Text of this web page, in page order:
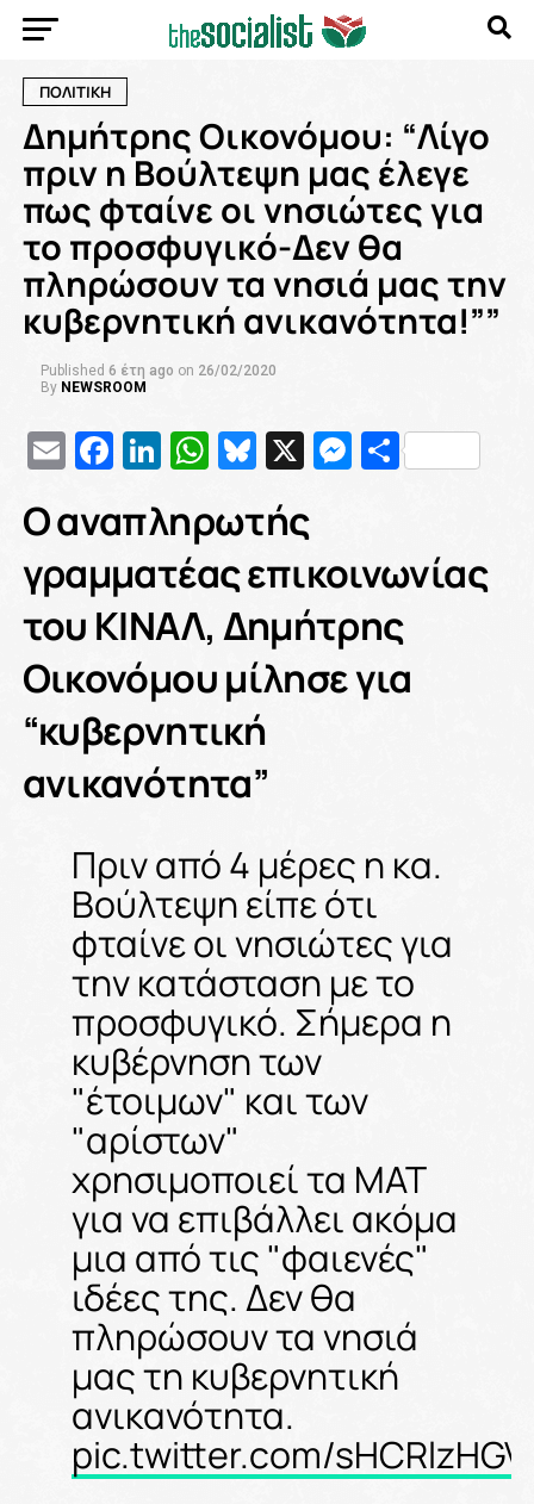
ΠΟΛΙΤΙΚΗ
Δημήτρης Οικονόμου: “Λίγο
πριν η Βούλτεψη μας έλεγε
πως φταίνε οι νησιώτες για
το προσφυγικό-Δεν θα
πληρώσουν τα νησιά μας την
κυβερνητική ανικανότητα!””
Published 6 έτη ago on 26/02/2020
By NEWSROOM
EmailFacebook
LinkedIn
WhatsApp
Bluesky
X
Ο αναπληρωτής
γραμματέας επικοινωνίας
του ΚΙΝΑΛ, Δημήτρης
Οικονόμου μίλησε για
“κυβερνητική
ανικανότητα”
Πριν από 4 μέρες η κα.
Βούλτεψη είπε ότι
φταίνε οι νησιώτες για
την κατάσταση με το
προσφυγικό. Σήμερα η
κυβέρνηση των
"έτοιμων" και των
"αρίστων"
χρησιμοποιεί τα ΜΑΤ
για να επιβάλλει ακόμα
μια από τις "φαιενές"
ιδέες της. Δεν θα
πληρώσουν τα νησιά
μας τη κυβερνητική
ανικανότητα.
pic.twitter.com/sHCRlzHGVi